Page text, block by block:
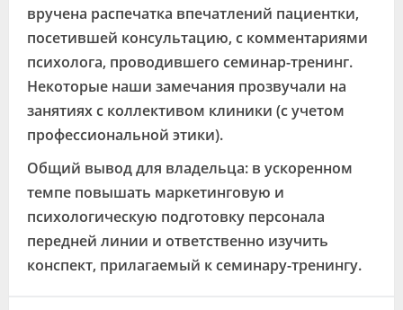
вручена распечатка впечатлений пациентки,
посетившей консультацию, с комментариями
психолога, проводившего семинар-тренинг.
Некоторые наши замечания прозвучали на
занятиях с коллективом клиники (с учетом
профессиональной этики).
Общий вывод для владельца: в ускоренном
темпе повышать маркетинговую и
психологическую подготовку персонала
передней линии и ответственно изучить
конспект, прилагаемый к семинару-тренингу.